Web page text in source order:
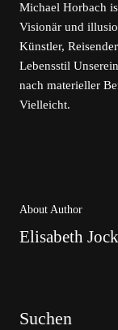
Michael Horbach
Visionär und
Künstler,
Lebensstil
nach materieller
Vielleicht.
About Author
Elisabeth
Suchen